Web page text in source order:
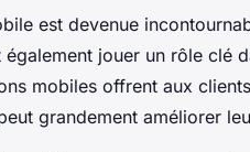
est devenue
jouer un rôle clé
mobiles offrent aux
grandement améliorer